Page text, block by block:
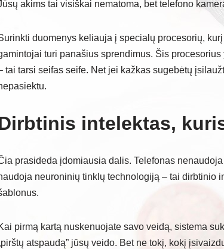
akims tai visiškai nematoma, bet telefono
duomenys keliauja į specialų procesorių,
turi panašius sprendimus. Šis
tai tarsi seifas seife. Net jei kažkas sugebėtų
intelektas,
prasideda įdomiausia dalis. Telefonas
neuroninių tinklų technologiją – tai dirbtinio
pirmą kartą nuskenuojate savo veidą, sistema
atspaudą” jūsų veido. Bet ne tokį, kokį